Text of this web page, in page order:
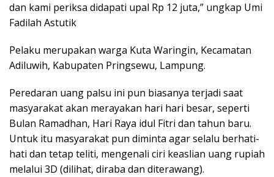
dan kami periksa didapati upal Rp 12 juta,” ungkap Umi
Fadilah Astutik
Pelaku merupakan warga Kuta Waringin, Kecamatan
Adiluwih, Kabupaten Pringsewu, Lampung.
Peredaran uang palsu ini pun biasanya terjadi saat
masyarakat akan merayakan hari hari besar, seperti
Bulan Ramadhan, Hari Raya idul Fitri dan tahun baru.
Untuk itu masyarakat pun diminta agar selalu berhati-
hati dan tetap teliti, mengenali ciri keaslian uang rupiah
melalui 3D (dilihat, diraba dan diterawang).